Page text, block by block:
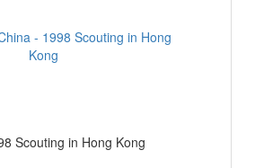
Scouting in Hong Kong